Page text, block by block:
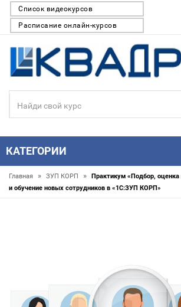
Список видеокурсов
Расписание онлайн-курсов
КАТЕГОРИИ
Главная » ЗУП КОРП »
Практикум «Подбор,
и обучение новых сотрудников в «1С:ЗУП КОРП»